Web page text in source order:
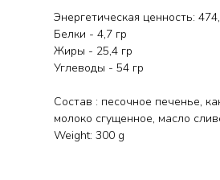
Энергетическая ценность:
Белки - 4,7 гр
Жиры - 25,4 гр
Углеводы - 54 гр
Состав : песочное печенье,
молоко сгущенное, масло
Weight: 300 g